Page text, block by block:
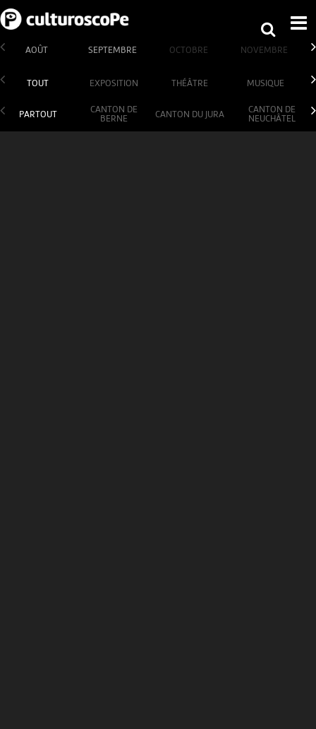
AOÛT SEPTEMBRE OCTOBRE NOVEMBRE
TOUT EXPOSITION THÉÂTRE MUSIQUE
PARTOUT
CANTON DE
BERNE
CANTON DU JURA
CANTON DE
NEUCHÂTEL